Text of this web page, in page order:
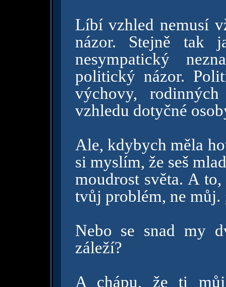
Líbí vzhled nemusí
názor. Stejně tak
nesympatický
politický názor.
výchovy,
vzhledu dotyčné
Ale, kdybych měla
si myslím, že seš
moudrost světa. A
tvůj problém, ne můj.
Nebo se snad my
záleží?
A chápu, že ti